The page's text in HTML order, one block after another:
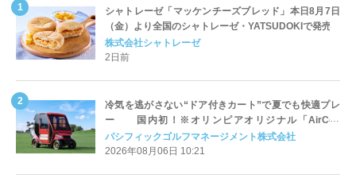
シャトレーゼ「マッケンチーズブレッド」本日8月7日
（金）より全国のシャトレーゼ・YATSUDOKIで発売
株式会社シャトレーゼ
2日前
冷気を逃がさない“ドア付きカート”で夏でも快適プレ
ー 国内初！※オリンピアオリジナル「AirCon
Cart（エアコンカート）」導入 | ＰＧＭ
パシフィックゴルフマネージメント株式会社
2026年08月06日 10:21